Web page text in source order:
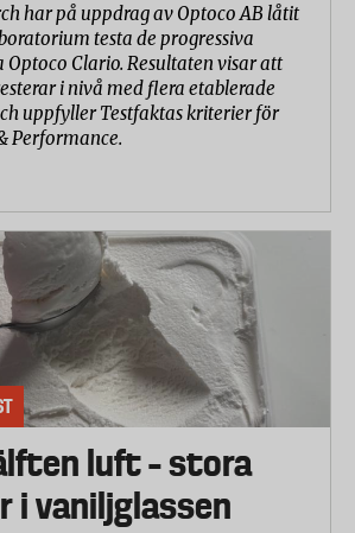
har på uppdrag av Optoco AB låtit
testa de progressiva
Optoco Clario. Resultaten visar att
i nivå med flera etablerade
uppfyller Testfaktas kriterier för
Performance.
luft – stora
i vaniljglassen